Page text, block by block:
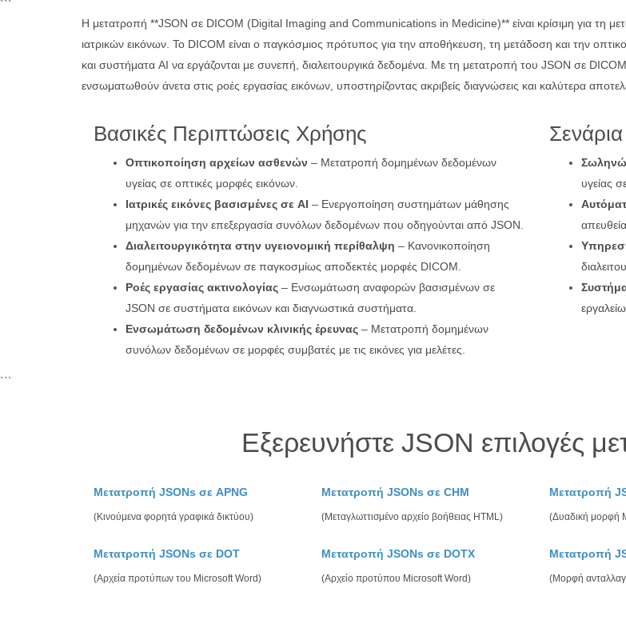
```
Η μετατροπή **JSON σε DICOM (Digital Imaging and Communications in Medicine)** είναι κρίσιμη για τη
ιατρικών εικόνων. Το DICOM είναι ο παγκόσμιος πρότυπος για την αποθήκευση, τη μετάδοση και την
και συστήματα AI να εργάζονται με συνεπή, διαλειτουργικά δεδομένα. Με τη μετατροπή του JSON σε
ενσωματωθούν άνετα στις ροές εργασίας εικόνων, υποστηρίζοντας ακριβείς διαγνώσεις και καλύτερα
Βασικές Περιπτώσεις Χρήσης
Οπτικοποίηση αρχείων ασθενών – Μετατροπή δομημένων δεδομένων
υγείας σε οπτικές μορφές εικόνων.
Ιατρικές εικόνες βασισμένες σε AI – Ενεργοποίηση συστημάτων μάθησης
μηχανών για την επεξεργασία συνόλων δεδομένων που οδηγούνται από JSON.
Διαλειτουργικότητα στην υγειονομική περίθαλψη – Κανονικοποίηση
δομημένων δεδομένων σε παγκοσμίως αποδεκτές μορφές DICOM.
Ροές εργασίας ακτινολογίας – Ενσωμάτωση αναφορών βασισμένων σε
JSON σε συστήματα εικόνων και διαγνωστικά συστήματα.
Ενσωμάτωση δεδομένων κλινικής έρευνας – Μετατροπή δομημένων
συνόλων δεδομένων σε μορφές συμβατές με τις εικόνες για μελέτες.
υγείας
```
Εξερευνήστε JSON επιλογές
Μετατροπή JSONs σε APNG
(Κινούμενα φορητά γραφικά δικτύου)
Μετατροπή JSONs σε CHM
(Μεταγλωττισμένο αρχείο βοήθειας HTML)
Μετατροπή
(Δυαδική μορφή
Μετατροπή JSONs σε DOT
(Αρχεία προτύπων του Microsoft Word)
Μετατροπή JSONs σε DOTX
(Αρχείο προτύπου Microsoft Word)
Μετατροπή
(Μορφή